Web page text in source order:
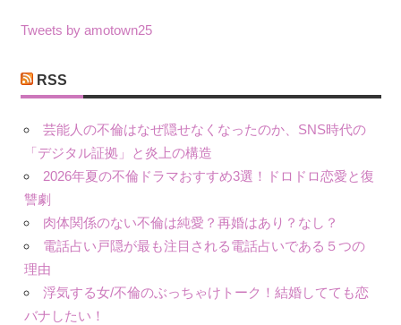
ゴ
ー
Tweets by amotown25
RSS
芸能人の不倫はなぜ隠せなくなったのか、SNS時代の
「デジタル証拠」と炎上の構造
2026年夏の不倫ドラマおすすめ3選！ドロドロ恋愛と復
讐劇
肉体関係のない不倫は純愛？再婚はあり？なし？
電話占い戸隠が最も注目される電話占いである５つの
理由
浮気する女/不倫のぶっちゃけトーク！結婚してても恋
バナしたい！